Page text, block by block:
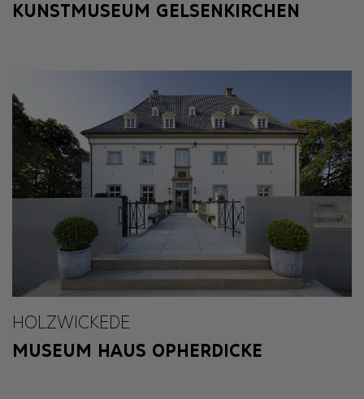
KUNSTMUSEUM GELSENKIRCHEN
HOLZWICKEDE
MUSEUM HAUS OPHERDICKE